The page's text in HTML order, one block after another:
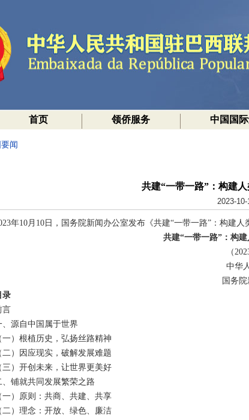
首页 领侨服务 中国国
闻
共建“一带一路”：构建
2023-
年10月10日，国务院新闻办公室发布《共建“一带一路”：构建
共建“一带一路”：构
（
中华
国务
录
言
、源自中国属于世界
一）根植历史，弘扬丝路精神
二）因应现实，破解发展难题
三）开创未来，让世界更美好
、铺就共同发展繁荣之路
一）原则：共商、共建、共享
二）理念：开放、绿色、廉洁